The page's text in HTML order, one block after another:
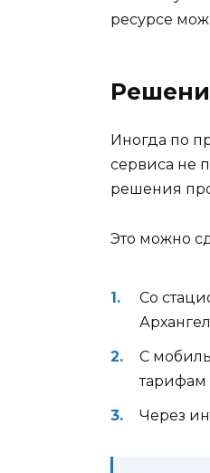
ресурсе
Иногда по
сервиса не
решения
Это можно
Со
С
тарифам
Через